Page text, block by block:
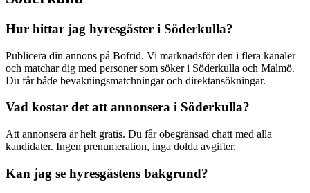
Hur hittar jag hyresgäster i Söderkulla?
Publicera din annons på Bofrid. Vi marknadsför den i flera kanaler
och matchar dig med personer som söker i Söderkulla och Malmö.
Du får både bevakningsmatchningar och direktansökningar.
Vad kostar det att annonsera i Söderkulla?
Att annonsera är helt gratis. Du får obegränsad chatt med alla
kandidater. Ingen prenumeration, inga dolda avgifter.
Kan jag se hyresgästens bakgrund?